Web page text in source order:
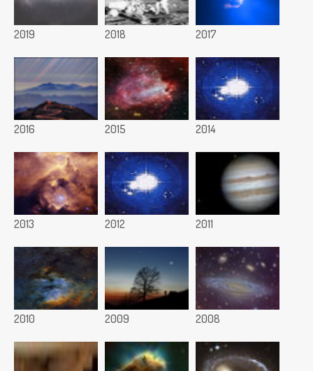
2019 2018 2017
2016 2015 2014
2013 2012 2011
2010 2009 2008